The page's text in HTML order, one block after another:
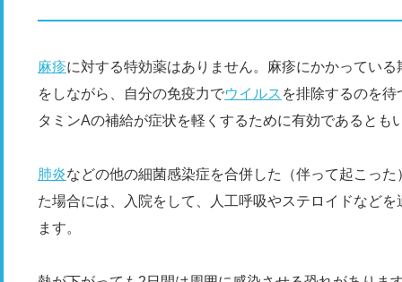
麻疹に対する特効薬はありません。麻疹にかかってい
をしながら、自分の免疫力でウイルス を排除するのを
タミンAの補給が症状を軽くするために有効であるとも
肺炎などの他の細菌感染症を合併した（伴って起こっ
た場合には、入院をして、人工呼吸やステロイドなど
ます。